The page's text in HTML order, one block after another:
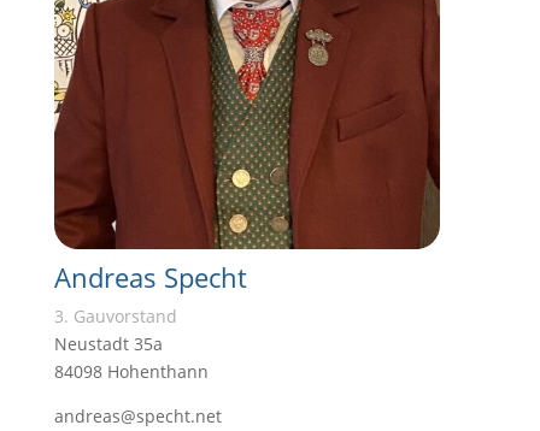
Andreas Specht
3. Gauvorstand
Neustadt 35a
84098 Hohenthann
andreas@specht.net